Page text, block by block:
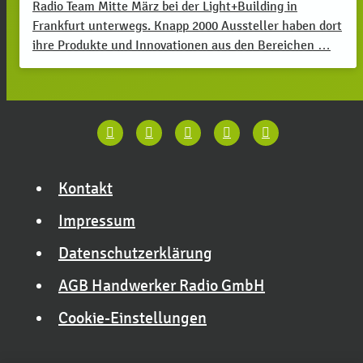
Radio Team Mitte März bei der Light+Building in
Frankfurt unterwegs. Knapp 2000 Aussteller haben dort
ihre Produkte und Innovationen aus den Bereichen …
Kontakt
Impressum
Datenschutzerklärung
AGB Handwerker Radio GmbH
Cookie-Einstellungen